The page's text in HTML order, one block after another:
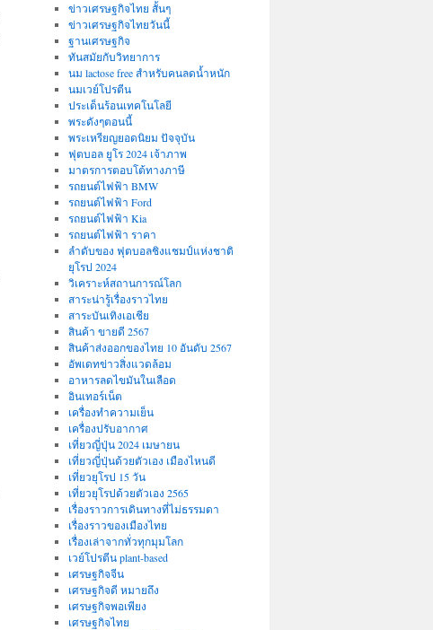
ข่าวเศรษฐกิจไทย สั้นๆ
ข่าวเศรษฐกิจไทยวันนี้
ฐานเศรษฐกิจ
ทันสมัยกับวิทยาการ
นม lactose free สำหรับคนลดน้ำหนัก
นมเวย์โปรตีน
ประเด็นร้อนเทคโนโลยี
พระดังๆตอนนี้
พระเหรียญยอดนิยม ปัจจุบัน
ฟุตบอล ยูโร 2024 เจ้าภาพ
มาตรการตอบโต้ทางภาษี
รถยนต์ไฟฟ้า BMW
รถยนต์ไฟฟ้า Ford
รถยนต์ไฟฟ้า Kia
รถยนต์ไฟฟ้า ราคา
ลำดับของ ฟุตบอลชิงแชมป์แห่งชาติ
ยุโรป 2024
วิเคราะห์สถานการณ์โลก
สาระน่ารู้เรื่องราวไทย
สาระบันเทิงเอเชีย
สินค้า ขายดี 2567
สินค้าส่งออกของไทย 10 อันดับ 2567
อัพเดทข่าวสิ่งแวดล้อม
อาหารลดไขมันในเลือด
อินเทอร์เน็ต
เครื่องทำความเย็น
เครื่องปรับอากาศ
เที่ยวญี่ปุ่น 2024 เมษายน
เที่ยวญี่ปุ่นด้วยตัวเอง เมืองไหนดี
เที่ยวยุโรป 15 วัน
เที่ยวยุโรปด้วยตัวเอง 2565
เรื่องราวการเดินทางที่ไม่ธรรมดา
เรื่องราวของเมืองไทย
เรื่องเล่าจากทั่วทุกมุมโลก
เวย์โปรตีน plant-based
เศรษฐกิจจีน
เศรษฐกิจดี หมายถึง
เศรษฐกิจพอเพียง
เศรษฐกิจไทย